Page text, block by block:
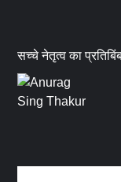
सच्चे नेतृत्व का